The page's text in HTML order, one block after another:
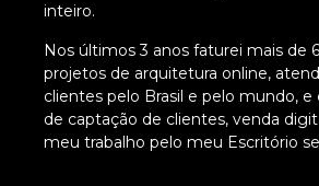
inteiro.
Nos últimos 3 anos faturei mais de
projetos de arquitetura online,
clientes pelo Brasil e pelo mundo,
de captação de clientes, venda
meu trabalho pelo meu Escritório